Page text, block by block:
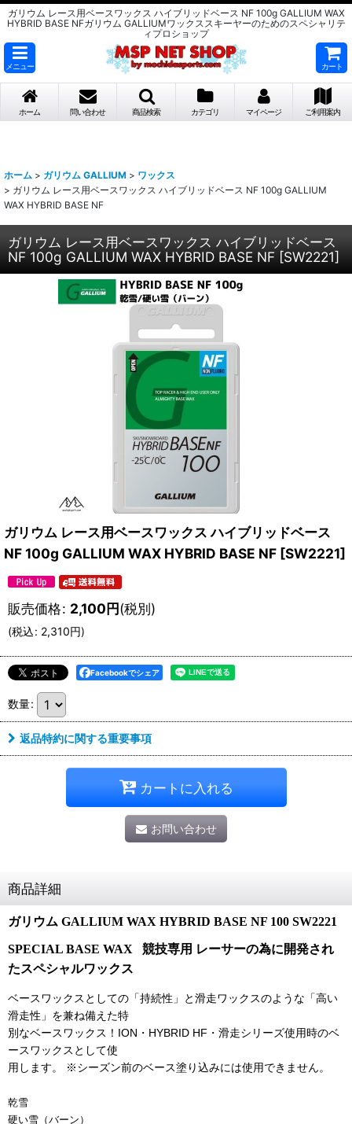
ガリウム レース用ベースワックス ハイブリッドベース NF 100g GALLIUM WAX
HYBRID BASE NFガリウム GALLIUMワックススキーヤーのためのスペシャリテ
ィプロショップ
メニュー カート
ホーム 問い合わせ 商品検索 カテゴリ マイページ ご利用案内
ホーム > ガリウム GALLIUM > ワックス
> ガリウム レース用ベースワックス ハイブリッドベース NF 100g GALLIUM
WAX HYBRID BASE NF
ガリウム レース用ベースワックス ハイブリッドベース
NF 100g GALLIUM WAX HYBRID BASE NF [SW2221]
ガリウム レース用ベースワックス ハイブリッドベース
NF 100g GALLIUM WAX HYBRID BASE NF [SW2221]
販売価格: 2,100円(税別)
(税込: 2,310円)
Facebookでシェア
数量:
返品特約に関する重要事項
カートに入れる
お問い合わせ
商品詳細
ガリウム GALLIUM WAX HYBRID BASE NF 100 SW2221
SPECIAL BASE WAX 競技専用 レーサーの為に開発され
たスペシャルワックス
ベースワックスとしての「持続性」と滑走ワックスのような「高い
滑走性」を兼ね備えた特
別なベースワックス！ION・HYBRID HF・滑走シリーズ使用時のベ
ースワックスとして使
用します。 ※シーズン前のベース塗り込みには使用できません。
乾雪
硬い雪（バーン）